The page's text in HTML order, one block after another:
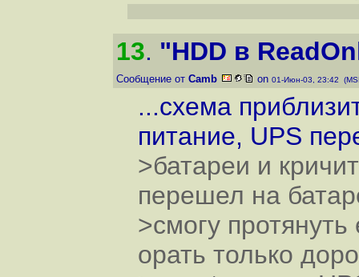
13. "HDD в
Сообщение от Camb on 01-Июн-03, 23:42
...схема
питание, UPS
>батареи и
перешел на
>смогу
орать только